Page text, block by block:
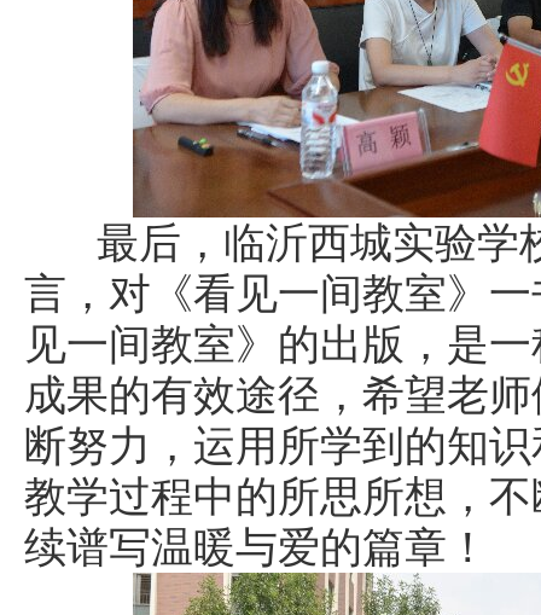
最后，临沂西城实验学
言，对《看见一间教室》
见一间教室》的出版，是
成果的有效途径，希望老
断努力，运用所学到的知
教学过程中的所思所想，
续谱写温暖与爱的篇章！